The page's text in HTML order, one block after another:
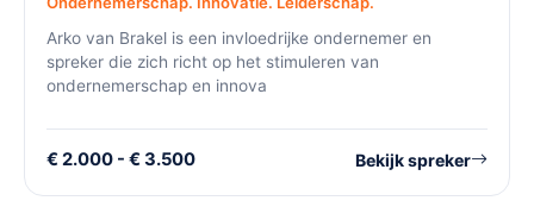
Arko van Brakel is een invloedrijke ondernemer en
spreker die zich richt op het stimuleren van
ondernemerschap en innova
€ 2.000 - € 3.500 Bekijk spreker